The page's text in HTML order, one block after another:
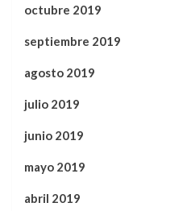
octubre 2019
septiembre 2019
agosto 2019
julio 2019
junio 2019
mayo 2019
abril 2019